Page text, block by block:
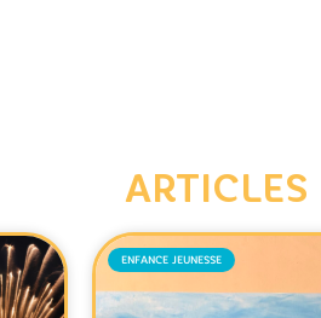
ARTICLES
ENFANCE JEUNESSE